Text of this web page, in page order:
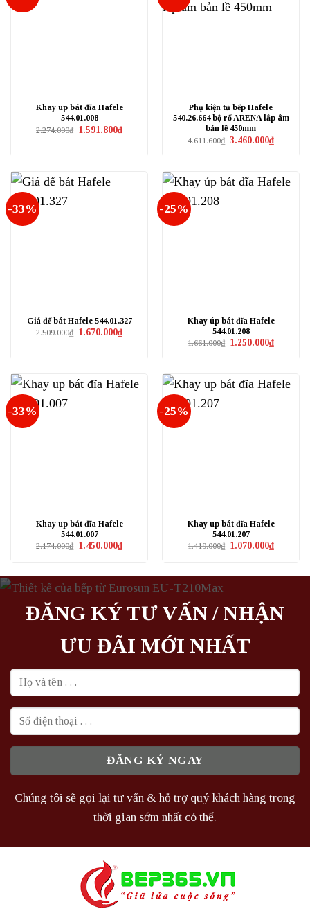
Khay up bát đĩa Hafele
544.01.008
2.274.000₫ Giá
1.591.800₫Giá
hiện
Phụ kiện tủ bếp Hafele
540.26.664 bộ rổ ARENA lắp âm
bản lề 450mm
4.611.600₫ Giá
3.460.000₫Giá
hiện
-33%
Giá để bát Hafele 544.01.327
2.509.000₫ Giá
1.670.000₫Giá
hiện
-25%
Khay úp bát đĩa Hafele
544.01.208
1.661.000₫ Giá
1.250.000₫Giá
hiện
-33%
Khay up bát đĩa Hafele
544.01.007
2.174.000₫ Giá
1.450.000₫Giá
hiện
1.450.000₫.
-25%
Khay up bát đĩa Hafele
544.01.207
1.419.000₫ Giá
1.070.000₫Giá
hiện
ĐĂNG KÝ TƯ VẤN / NHẬN
ƯU ĐÃI MỚI NHẤT
Chúng tôi sẽ gọi lại tư vấn & hỗ trợ quý khách hàng trong
thời gian sớm nhất có thể.